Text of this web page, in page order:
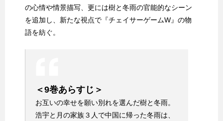
の心情や情景描写、更には樹と冬雨の官能的なシーン
を追加し、新たな視点で『チェイサーゲームW』の物
語を紡ぐ。
＜9巻あらすじ＞
お互いの幸せを願い別れを選んだ樹と冬雨。
浩宇と月の家族３人で中国に帰った冬雨は、